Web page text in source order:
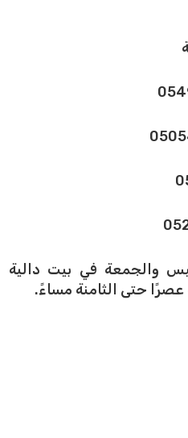
والجمعة في بيت دالية
عصرًا حتى الثامنة مساءً.